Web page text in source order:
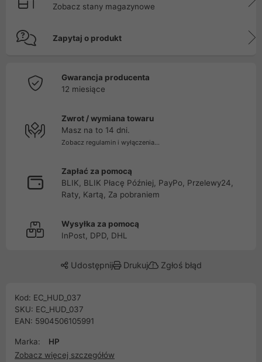
Zobacz stany magazynowe
Zapytaj o produkt
Gwarancja producenta
12 miesiące
Zwrot / wymiana towaru
Masz na to 14 dni.
Zobacz regulamin i wyłączenia...
Zapłać za pomocą
BLIK, BLIK Płacę Później, PayPo, Przelewy24,
Raty, Kartą, Za pobraniem
Wysyłka za pomocą
InPost, DPD, DHL
Udostępnij Drukuj Zgłoś błąd
Kod: EC_HUD_037
SKU: EC_HUD_037
EAN: 5904506105991
Marka:
HP
Zobacz więcej szczegółów